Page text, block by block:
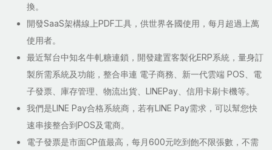
換。
開發SaaS架構線上PDF工具，供世界各國使用，每月超過上萬
使用者。
最近幫台中知名牛軋糖連鎖，開發建置客製化ERP系統，量身訂
製所需系統及功能，整合串連 電子商務、新一代雲端 POS、電
子發票、庫存管理、物流出貨、LINEPay、信用卡刷卡機等。
我們是LINE Pay合格系統商，若有LINE Pay需求，可以幫您快
速串接整合到POS及電商。
電子發票是市面CP值最高，每月600元吃到飽不限張數，不需